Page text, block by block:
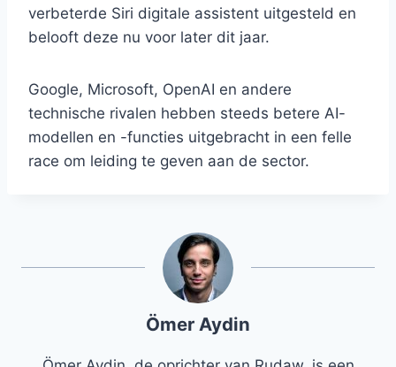
verbeterde Siri digitale assistent uitgesteld en
belooft deze nu voor later dit jaar.
Google, Microsoft, OpenAI en andere
technische rivalen hebben steeds betere AI-
modellen en -functies uitgebracht in een felle
race om leiding te geven aan de sector.
Ömer Aydin